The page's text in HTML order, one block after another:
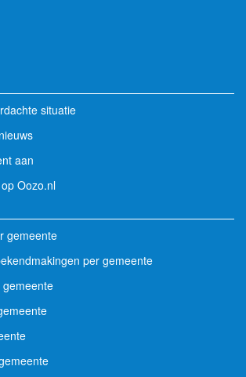
situatie
aan
Oozo.nl
gemeente
per gemeente